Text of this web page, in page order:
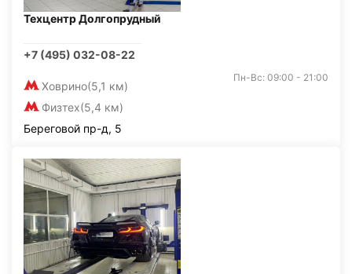
Техцентр Долгопрудный
+7 (495) 032-08-22
Ховрино(5,1 км)
Физтех(5,4 км)
Пн-Вс: 09:00 - 21:00
Береговой пр-д, 5